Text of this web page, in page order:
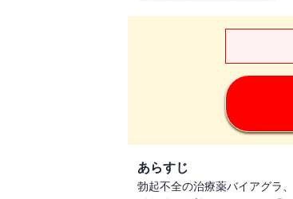
あらすじ
勃起不全の治療薬バイアグラ